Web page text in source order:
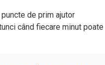
de prim ajutor
când fiecare minut poate